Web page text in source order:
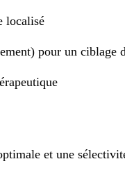
localisé
pour un ciblage
et une